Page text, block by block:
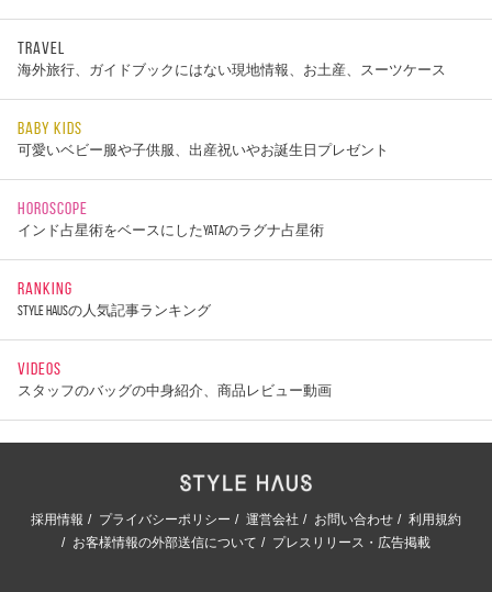
TRAVEL
海外旅行、ガイドブックにはない現地情報、お土産、スーツケース
BABY KIDS
可愛いベビー服や子供服、出産祝いやお誕生日プレゼント
HOROSCOPE
インド占星術をベースにしたYATAのラグナ占星術
RANKING
STYLE HAUSの人気記事ランキング
VIDEOS
スタッフのバッグの中身紹介、商品レビュー動画
採用情報 プライバシーポリシー 運営会社 お問い合わせ
利用規約
お客様情報の外部送信について
プレスリリース・広告掲載